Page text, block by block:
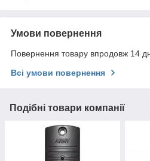
Умови повернення
Повернення товару впродовж 14
Всі умови повернення
Подібні товари компанії